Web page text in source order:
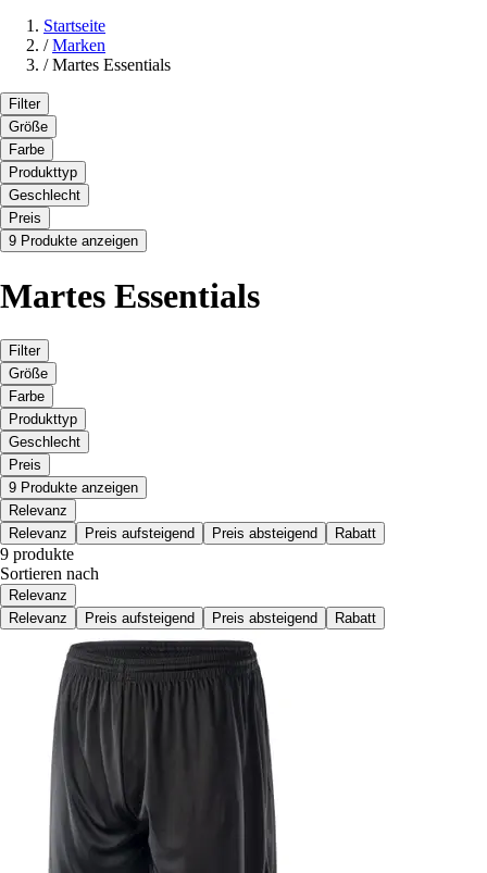
Startseite
/ Marken
/ Martes Essentials
Filter
Größe
Farbe
Produkttyp
Geschlecht
Preis
9 Produkte anzeigen
Martes Essentials
Filter
Größe
Farbe
Produkttyp
Geschlecht
Preis
9 Produkte anzeigen
Relevanz
Relevanz
Preis aufsteigend Preis absteigend Rabatt
9 produkte
Sortieren nach
Relevanz
Relevanz
Preis aufsteigend Preis absteigend Rabatt